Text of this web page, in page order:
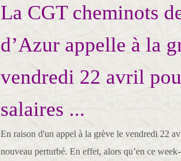
La CGT cheminots
d’Azur appelle à la
vendredi 22 avril
salaires ...
En raison d'un appel à la grève le vendredi 22
nouveau perturbé. En effet, alors qu’en ce